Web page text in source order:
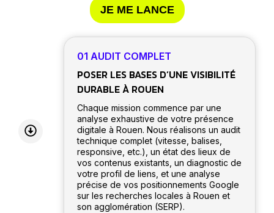
JE ME LANCE
01 AUDIT COMPLET
POSER LES BASES D’UNE VISIBILITÉ
DURABLE À ROUEN
Chaque mission commence par une
analyse exhaustive de votre présence
digitale à Rouen. Nous réalisons un audit
technique complet (vitesse, balises,
responsive, etc.), un état des lieux de
vos contenus existants, un diagnostic de
votre profil de liens, et une analyse
précise de vos positionnements Google
sur les recherches locales à Rouen et
son agglomération (SERP).